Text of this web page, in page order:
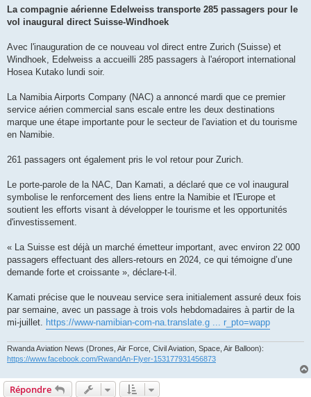
La compagnie aérienne Edelweiss transporte 285 passagers pour le
vol inaugural direct Suisse-Windhoek
Avec l'inauguration de ce nouveau vol direct entre Zurich (Suisse) et
Windhoek, Edelweiss a accueilli 285 passagers à l'aéroport international
Hosea Kutako lundi soir.
La Namibia Airports Company (NAC) a annoncé mardi que ce premier
service aérien commercial sans escale entre les deux destinations
marque une étape importante pour le secteur de l'aviation et du tourisme
en Namibie.
261 passagers ont également pris le vol retour pour Zurich.
Le porte-parole de la NAC, Dan Kamati, a déclaré que ce vol inaugural
symbolise le renforcement des liens entre la Namibie et l'Europe et
soutient les efforts visant à développer le tourisme et les opportunités
d'investissement.
« La Suisse est déjà un marché émetteur important, avec environ 22 000
passagers effectuant des allers-retours en 2024, ce qui témoigne d’une
demande forte et croissante », déclare-t-il.
Kamati précise que le nouveau service sera initialement assuré deux fois
par semaine, avec un passage à trois vols hebdomadaires à partir de la
mi-juillet. https://www-namibian-com-na.translate.g ... r_pto=wapp
Rwanda Aviation News (Drones, Air Force, Civil Aviation, Space, Air Balloon):
https://www.facebook.com/RwandAn-Flyer-153177931456873
Répondre